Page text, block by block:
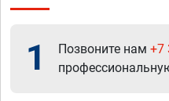
1 Позвоните нам +7